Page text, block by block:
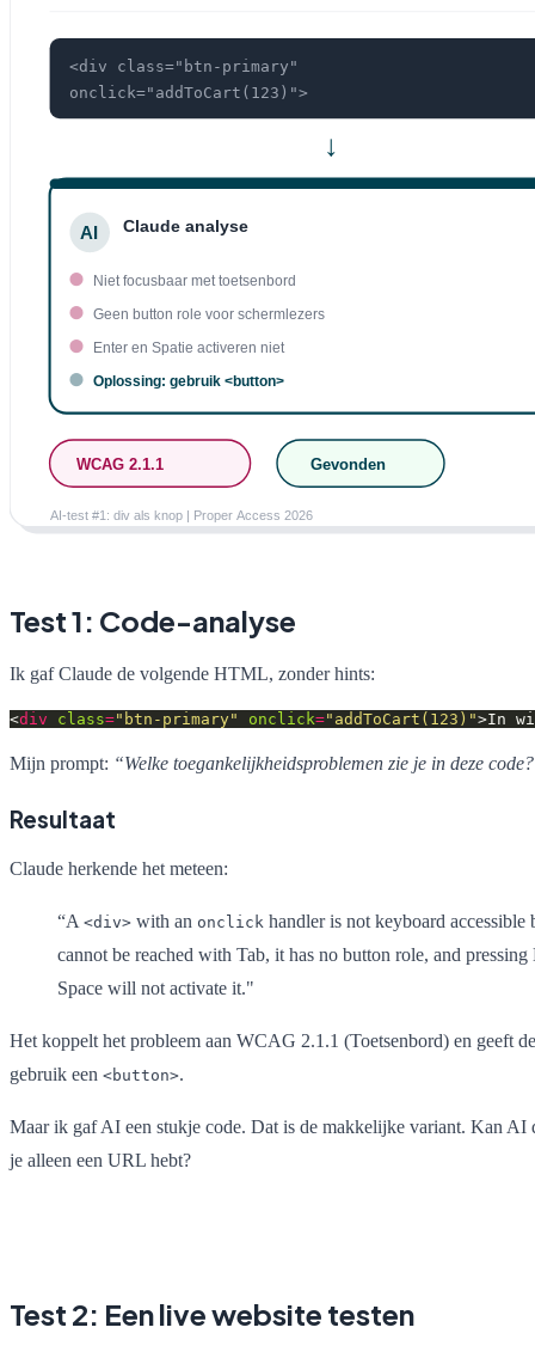
Test 1: Code-analyse
Ik gaf Claude de volgende HTML, zonder hints:
<div class="btn-primary" onclick="addToCart(123)">In
Mijn prompt: “Welke toegankelijkheidsproblemen zie je in deze
Resultaat
Claude herkende het meteen:
“A <div> with an onclick handler is not keyboard accessible
cannot be reached with Tab, it has no button role, and pressing
Space will not activate it."
Het koppelt het probleem aan WCAG 2.1.1 (Toetsenbord) en geeft
gebruik een <button>.
Maar ik gaf AI een stukje code. Dat is de makkelijke variant. Kan AI
je alleen een URL hebt?
Test 2: Een live website testen